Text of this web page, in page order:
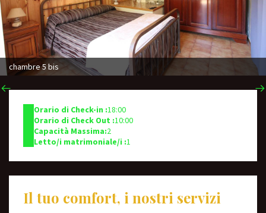
chambre 5 bis
Orario di Check-in :18:00
Orario di Check Out :10:00
Capacità Massima:2
Letto/i matrimoniale/i :1
Il tuo comfort, i nostri servizi